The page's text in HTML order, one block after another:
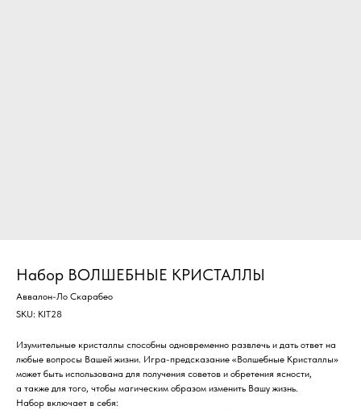
Набор ВОЛШЕБНЫЕ КРИСТАЛЛЫ
Аввалон-Ло Скарабео
SKU: KIT28
Изумительные кристаллы способны одновременно развлечь и дать ответ на
любые вопросы Вашей жизни. Игра-предсказание «Волшебные Кристаллы»
может быть использована для получения советов и обретения ясности,
а также для того, чтобы магическим образом изменить Вашу жизнь.
Набор включает в себя: